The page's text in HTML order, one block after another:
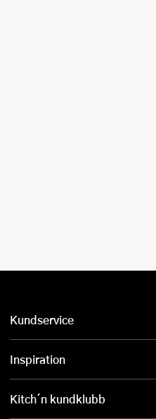
Kundservice
Inspiration
Kitch´n kundklubb